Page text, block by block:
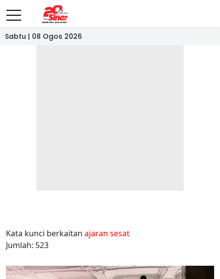
Sabtu | 08 Ogos 2026
Kata kunci berkaitan ajaran sesat
Jumlah: 523